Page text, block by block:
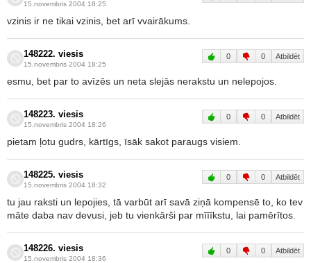
15.novembris 2004 18:25
vzinis ir ne tikai vzinis, bet arī vvairākums.
148222. viesis
15.novembris 2004 18:25
0 0 Atbildēt
esmu, bet par to avīzēs un neta slejās nerakstu un nelepojos.
148223. viesis
15.novembris 2004 18:26
0 0 Atbildēt
pietam ļotu gudrs, kārtīgs, īsāk sakot paraugs visiem.
148225. viesis
15.novembris 2004 18:32
0 0 Atbildēt
tu jau raksti un lepojies, tā varbūt arī savā ziņā kompensē to, ko tev
māte daba nav devusi, jeb tu vienkārši par mīīīkstu, lai pamērītos.
148226. viesis
15.novembris 2004 18:36
0 0 Atbildēt